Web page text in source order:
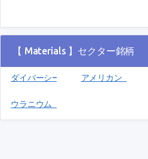
【 Materials 】セクター銘柄
ダイバーシー (DSEY)アメリカン リソ
ウラニウム エナジー(UEC)